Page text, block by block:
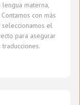
materna,
tamos con más
seleccionamos el
para asegurar